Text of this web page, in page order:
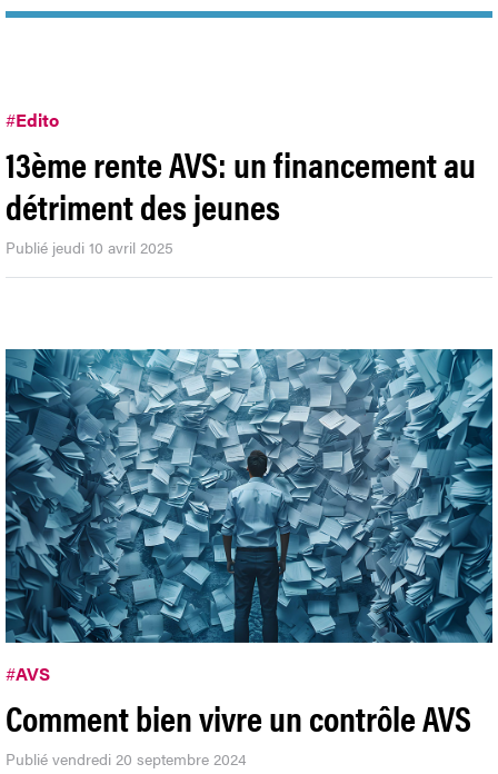
#Edito
13ème rente AVS: un financement au
détriment des jeunes
Publié jeudi 10 avril 2025
#AVS
Comment bien vivre un contrôle AVS
Publié vendredi 20 septembre 2024